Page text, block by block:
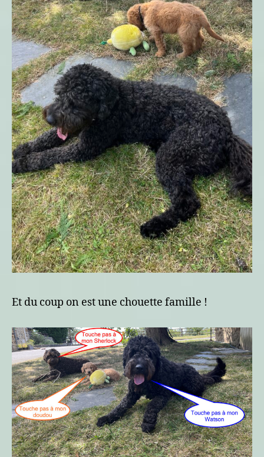
Et du coup on est une chouette famille !